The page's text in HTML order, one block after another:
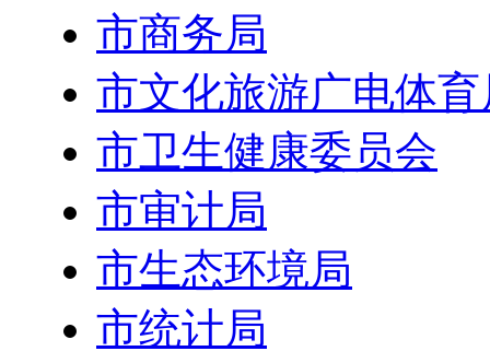
市商务局
市文化旅游广电体育
市卫生健康委员会
市审计局
市生态环境局
市统计局